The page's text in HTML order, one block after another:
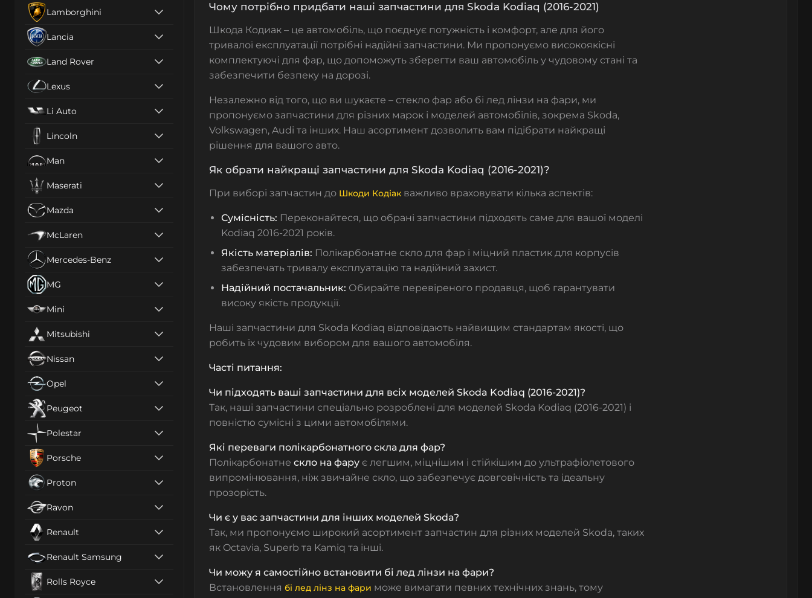
Lamborghini
Lancia
Land Rover
Lexus
Li Auto
Lincoln
Man
Maserati
Mazda
McLaren
Mercedes-Benz
MG
Mini
Mitsubishi
Nissan
Opel
Peugeot
Polestar
Porsche
Proton
Ravon
Renault
Renault Samsung
Rolls Royce
Чому потрібно придбати наші запчастини для Skoda Kodiaq (2016-2021)
Шкода Кодиак – це автомобіль, що поєднує потужність і комфорт, але для його
тривалої експлуатації потрібні надійні запчастини. Ми пропонуємо високоякісні
комплектуючі для фар, що допоможуть зберегти ваш автомобіль у чудовому стані та
забезпечити безпеку на дорозі.
Незалежно від того, що ви шукаєте – стекло фар або бі лед лінзи на фари, ми
пропонуємо запчастини для різних марок і моделей автомобілів, зокрема Skoda,
Volkswagen, Audi та інших. Наш асортимент дозволить вам підібрати найкращі
рішення для вашого авто.
Як обрати найкращі запчастини для Skoda Kodiaq (2016-2021)?
При виборі запчастин до Шкоди Кодіак важливо враховувати кілька аспектів:
Сумісність: Переконайтеся, що обрані запчастини підходять саме для вашої моделі
Kodiaq 2016-2021 років.
Якість матеріалів: Полікарбонатне скло для фар і міцний пластик для корпусів
забезпечать тривалу експлуатацію та надійний захист.
Надійний постачальник: Обирайте перевіреного продавця, щоб гарантувати
високу якість продукції.
Наші запчастини для Skoda Kodiaq відповідають найвищим стандартам якості, що
робить їх чудовим вибором для вашого автомобіля.
Часті питання:
Чи підходять ваші запчастини для всіх моделей Skoda Kodiaq (2016-2021)?
Так, наші запчастини спеціально розроблені для моделей Skoda Kodiaq (2016-2021) і
повністю сумісні з цими автомобілями.
Які переваги полікарбонатного скла для фар?
Полікарбонатне скло на фару є легшим, міцнішим і стійкішим до ультрафіолетового
випромінювання, ніж звичайне скло, що забезпечує довговічність та ідеальну
прозорість.
Чи є у вас запчастини для інших моделей Skoda?
Так, ми пропонуємо широкий асортимент запчастин для різних моделей Skoda, таких
як Octavia, Superb та Kamiq та інші.
Чи можу я самостійно встановити бі лед лінзи на фари?
Встановлення бі лед лінз на фари може вимагати певних технічних знань, тому